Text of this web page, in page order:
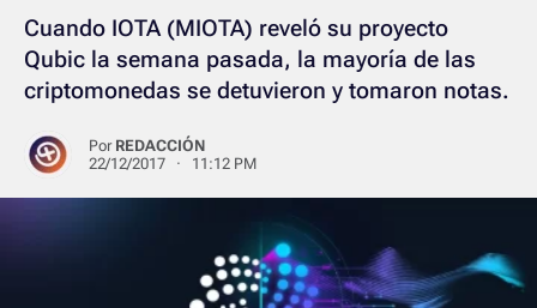
Cuando IOTA (MIOTA) reveló su proyecto
Qubic la semana pasada, la mayoría de las
criptomonedas se detuvieron y tomaron notas.
Por REDACCIÓN
22/12/2017 · 11:12 PM